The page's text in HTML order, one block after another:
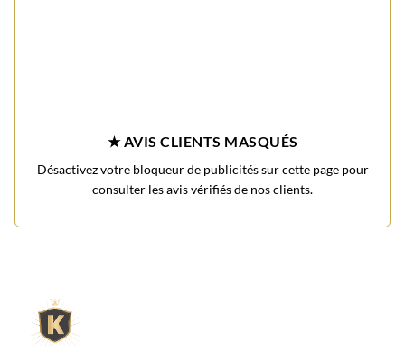
consulter les avis vérifiés de nos clients.
King Matériaux, entreprise familiale basée à Rognac,
vous propose un large choix de matériaux en ligne :